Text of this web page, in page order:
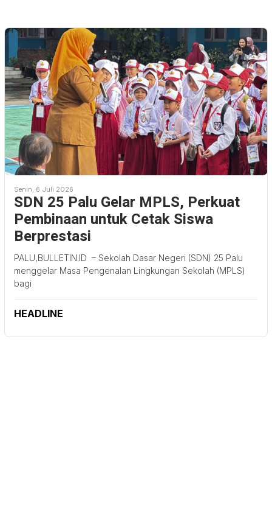
Senin, 6 Juli 2026
SDN 25 Palu Gelar MPLS, Perkuat
Pembinaan untuk Cetak Siswa
Berprestasi
PALU,BULLETIN.ID – Sekolah Dasar Negeri (SDN) 25 Palu
menggelar Masa Pengenalan Lingkungan Sekolah (MPLS)
bagi
HEADLINE